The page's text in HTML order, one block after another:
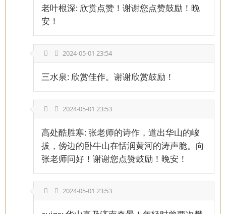
老叶根深: 欣赏点赞！谢谢您点赞鼓励！晚
安！
2024-05-01 23:54
三水泉: 欣赏佳作。谢谢欣赏鼓励！
2024-05-01 23:53
高处酷胜寒: 张老师的诗作，道出华山的峻
拔，傍边的卧牛山在恬润黄河的涛声脆。向
张老师问好！谢谢您点赞鼓励！晚安！
2024-05-01 23:53